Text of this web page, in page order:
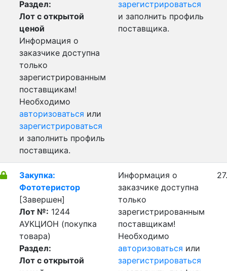
Раздел:
Лот с открытой
ценой
Информация о
заказчике доступна
только
зарегистрированным
поставщикам!
Необходимо
авторизоваться или
зарегистрироваться
и заполнить профиль
поставщика.
зарегистрироваться
и заполнить профиль
поставщика.
Закупка:
Фототеристор
[Завершен]
Лот №: 1244
АУКЦИОН (покупка
товара)
Раздел:
Лот с открытой
Информация о
заказчике доступна
только
зарегистрированным
поставщикам!
Необходимо
авторизоваться или
зарегистрироваться